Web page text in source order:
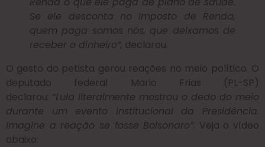
Se ele desconta no Imposto de Renda,
quem paga somos nós, que deixamos de
receber o dinheiro”, declarou.
O gesto do petista gerou reações no meio político. O
deputado federal Mario Frias (PL-SP)
declarou: “Lula literalmente mostrou o dedo do meio
durante um evento institucional da Presidência.
Imagine a reação se fosse Bolsonaro”. Veja o vídeo
abaixo: